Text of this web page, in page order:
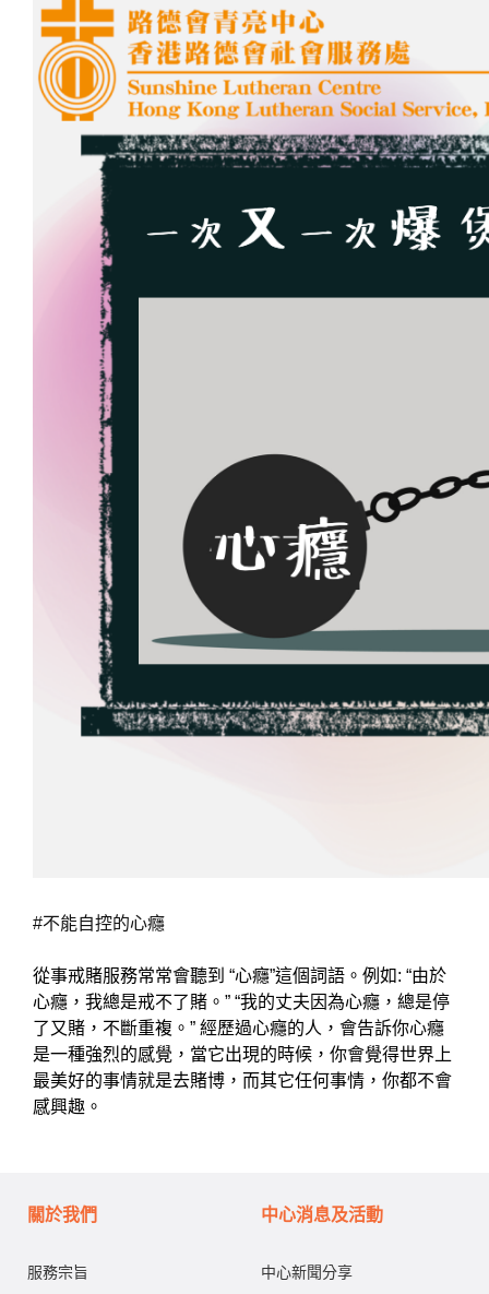
#不能自控的心癮
從事戒賭服務常常會聽到 “心癮”這個詞語。例如: “由於
心癮，我總是戒不了賭。 ” “我的丈夫因為心癮，總是停
了又賭，不斷重複。 ” 經歷過心癮的人，會告訴你心癮
是一種強烈的感覺，當它出現的時候，你會覺得世界上
最美好的事情就是去賭博，而其它任何事情，你都不會
感興趣。
關於我們
服務宗旨
中心消息及活動
中心新聞分享